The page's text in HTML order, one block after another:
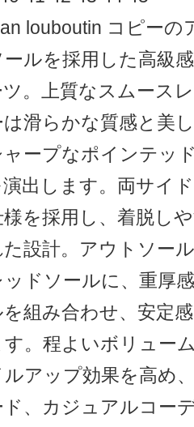
louboutin コピーの
ールを採用した高級
ツ。上質なスムース
は滑らかな質感と美
ャープなポインテッ
演出します。両サイ
様を採用し、着脱し
た設計。アウトソー
ドソールに、重厚
を組み合わせ、安定
す。程よいボリュー
ルアップ効果を高め
ド、カジュアルコー